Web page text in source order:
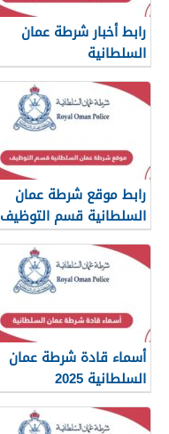
رابط أخبار شرطة عمان
السلطانية
www.rop.gov.om
رابط موقع شرطة عمان
السلطانية قسم التوظيف
أسماء قادة شرطة عمان
السلطانية 2025